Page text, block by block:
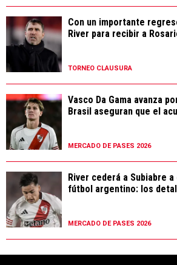
Con un importante
River para recibir a
TORNEO CLAUSURA
Vasco Da Gama avanza
Brasil aseguran que el
MERCADO DE PASES 2026
River cederá a Subiabre
fútbol argentino: los
MERCADO DE PASES 2026